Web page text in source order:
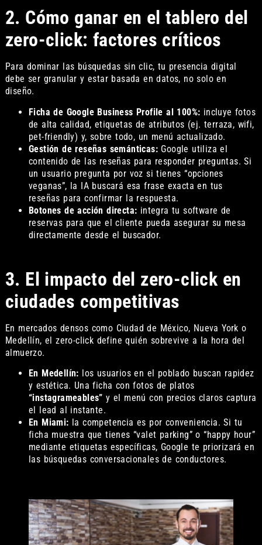
2. Cómo ganar en el tablero del
zero-click: factores críticos
Para dominar las búsquedas sin clic, tu presencia digital
debe ser granular y estar basada en datos, no solo en
diseño.
Ficha de Google Business Profile al 100%: incluye fotos
de alta calidad, etiquetas de atributos (ej. terraza, wifi,
pet-friendly) y, sobre todo, un menú actualizado.
Gestión de reseñas semánticas:Google utiliza el
contenido de las reseñas para responder preguntas. Si
un usuario pregunta por voz si tienes “opciones
veganas”, la IA buscará esa frase exacta en tus
reseñas para confirmar la respuesta.
Botones de acción directa: integra tu software de
reservas para que el cliente pueda asegurar su mesa
directamente desde el buscador.
3. El impacto del zero-click en
ciudades competitivas
En mercados densos como Ciudad de México, Nueva York o
Medellín, el zero-click define quién sobrevive a la hora del
almuerzo.
En Medellín: los usuarios en el poblado buscan rapidez
y estética. Una ficha con fotos de platos
“instagrameables” y el menú con precios claros captura
el lead al instante.
En Miami: la competencia es por conveniencia. Si tu
ficha muestra que tienes “valet parking” o “happy hour”
mediante etiquetas específicas, Google te priorizará en
las búsquedas conversacionales de conductores.